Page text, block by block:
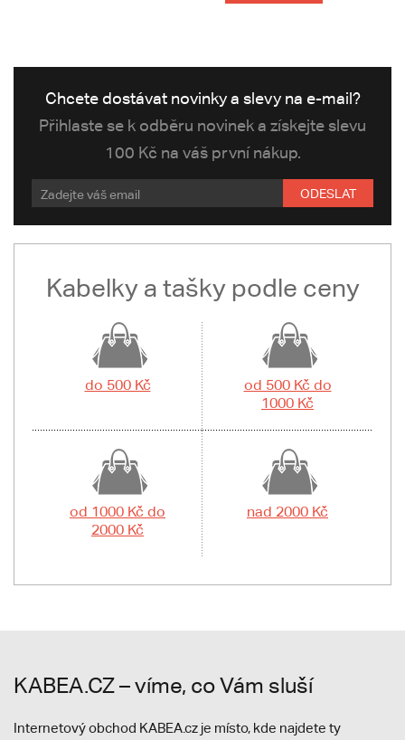
Chcete dostávat novinky a slevy na e-mail?
Přihlaste se k odběru novinek a získejte slevu
100 Kč na váš první nákup.
ODESLAT
Kabelky a tašky podle ceny
do 500 Kč
od 500 Kč do
1000 Kč
od 1000 Kč do
2000 Kč
nad 2000 Kč
KABEA.CZ – víme, co Vám sluší
Internetový obchod KABEA.cz je místo, kde najdete ty